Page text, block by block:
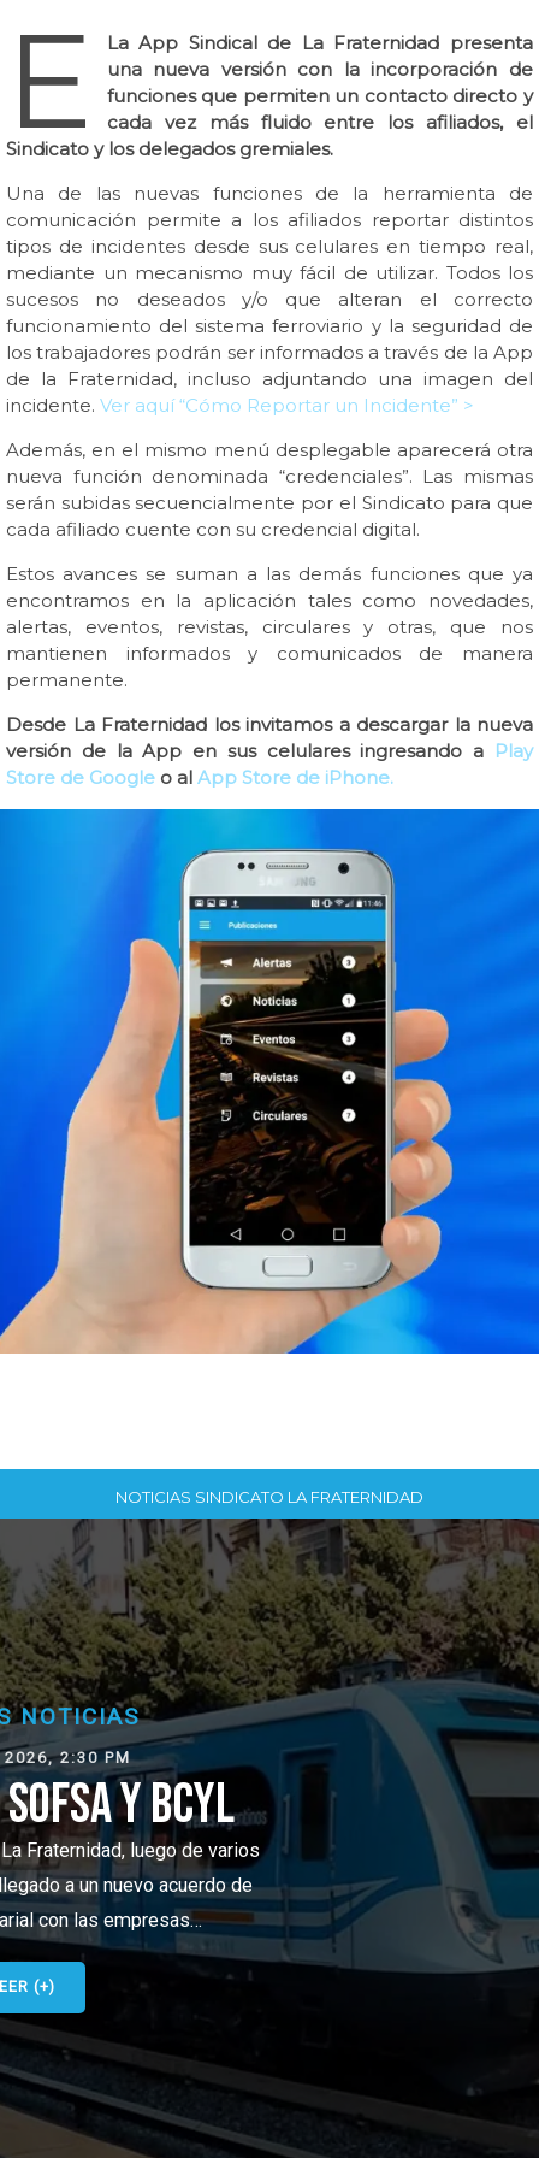
E
La App Sindical de La Fraternidad presenta
una nueva versión con la incorporación de
funciones que permiten un contacto directo y
cada vez más fluido entre los afiliados, el
Sindicato y los delegados gremiales.
Una de las nuevas funciones de la herramienta de
comunicación permite a los afiliados reportar distintos
tipos de incidentes desde sus celulares en tiempo real,
mediante un mecanismo muy fácil de utilizar. Todos los
sucesos no deseados y/o que alteran el correcto
funcionamiento del sistema ferroviario y la seguridad de
los trabajadores podrán ser informados a través de la App
de la Fraternidad, incluso adjuntando una imagen del
incidente. Ver aquí “Cómo Reportar un Incidente” >
Además, en el mismo menú desplegable aparecerá otra
nueva función denominada “credenciales”. Las mismas
serán subidas secuencialmente por el Sindicato para que
cada afiliado cuente con su credencial digital.
Estos avances se suman a las demás funciones que ya
encontramos en la aplicación tales como novedades,
alertas, eventos, revistas, circulares y otras, que nos
mantienen informados y comunicados de manera
permanente.
Desde La Fraternidad los invitamos a descargar la nueva
versión de la App en sus celulares ingresando a Play
Store de Google o al App Store de iPhone.
NOTICIAS SINDICATO LA FRATERNIDAD